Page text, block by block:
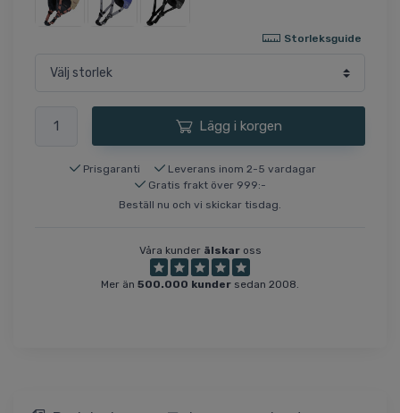
Storleksguide
Lägg i korgen
Prisgaranti
Leverans inom 2-5 vardagar
Gratis frakt över 999:-
Beställ nu och vi skickar tisdag.
Våra kunder älskaross
Mer än 500.000 kunder sedan 2008.